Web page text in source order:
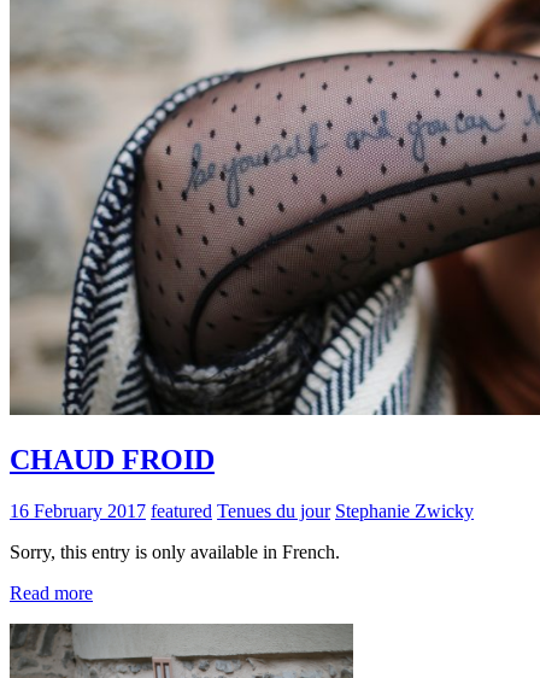
CHAUD FROID
16 February 2017 featured Tenues du jour Stephanie Zwicky
Sorry, this entry is only available in French.
Read more